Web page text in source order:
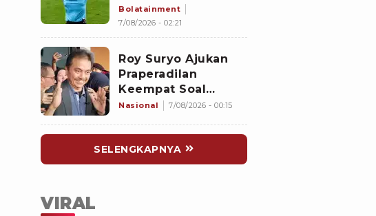
Hiburan Seks untuk
Wasit Asing, KFA
Buka Suara
Bolatainment
7/08/2026 - 02:21
Roy Suryo Ajukan
Praperadilan
Keempat Soal
Status Cekal
Nasional 7/08/2026 - 00:15
SELENGKAPNYA
VIRAL